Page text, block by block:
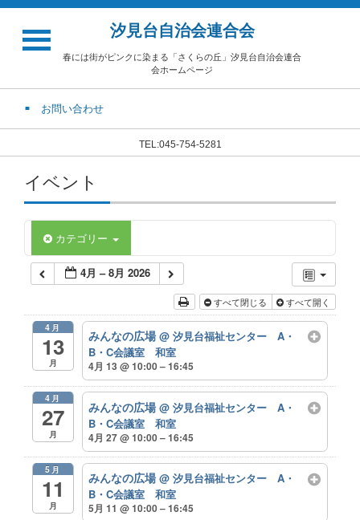
汐見台自治会連合会
春には街がピンクに染まる「さくらの丘」汐見台自治会連合
会ホームページ
お問い合わせ
TEL:045-754-5281
イベント
カテゴリー
4月 – 8月 2026
すべて閉じる すべて開く
4月
13
月
みんなの広場@ 汐見台福祉センター A・
B・C会議室 和室
4月 13 @ 10:00 – 16:45
4月
27
月
みんなの広場@ 汐見台福祉センター A・
B・C会議室 和室
4月 27 @ 10:00 – 16:45
5月
11
月
みんなの広場@ 汐見台福祉センター A・
B・C会議室 和室
5月 11 @ 10:00 – 16:45